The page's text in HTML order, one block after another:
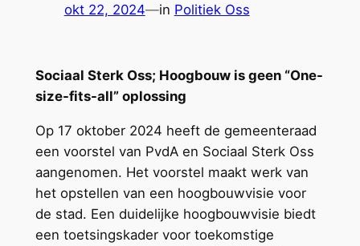
okt 22, 2024—in Politiek Oss
Sociaal Sterk Oss; Hoogbouw is geen “One-
size-fits-all” oplossing
Op 17 oktober 2024 heeft de gemeenteraad
een voorstel van PvdA en Sociaal Sterk Oss
aangenomen. Het voorstel maakt werk van
het opstellen van een hoogbouwvisie voor
de stad. Een duidelijke hoogbouwvisie biedt
een toetsingskader voor toekomstige